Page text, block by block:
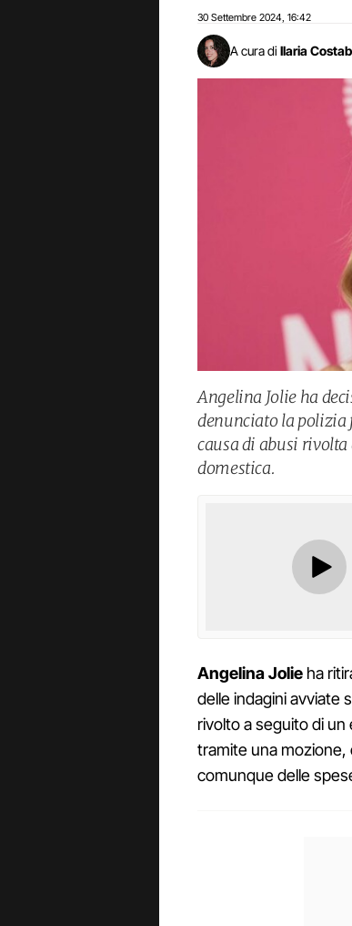
30 Settembre 2024 16:42
A cura di Ilaria
Angelina Jolie ha
denunciato la polizia
causa di abusi
domestica.
Angelina Jolie ha
delle indagini avviate
rivolto a seguito di un
tramite una mozione,
comunque delle